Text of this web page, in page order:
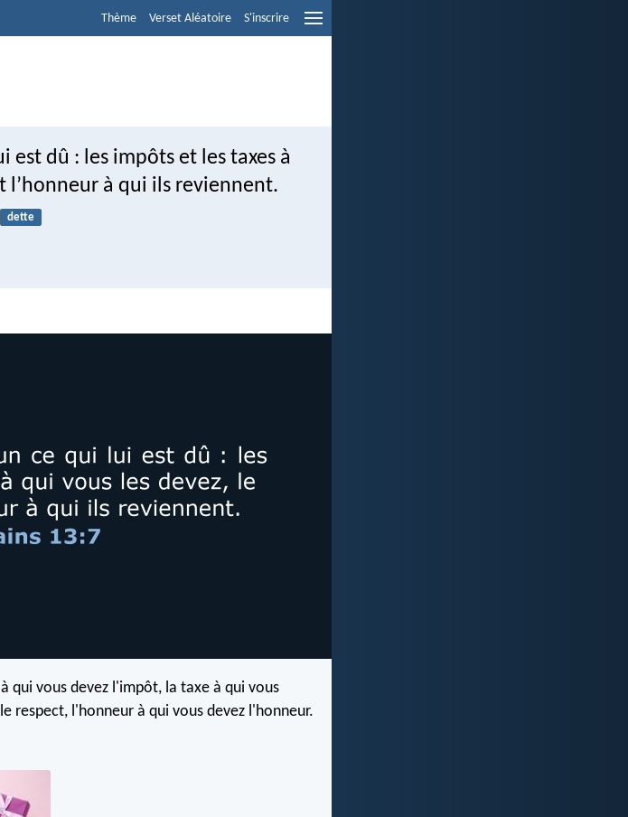
Thème Verset Aléatoire S'inscrire
est dû : les impôts et les taxes à
l’honneur à qui ils reviennent.
dette
qui vous devez l'impôt, la taxe à qui vous
respect, l'honneur à qui vous devez l'honneur.